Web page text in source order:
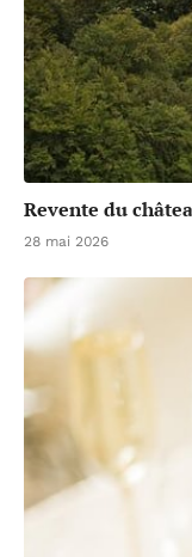
Revente du
28 mai 2026